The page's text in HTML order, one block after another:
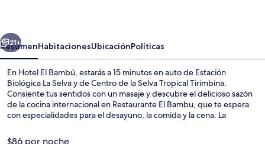
Siguiente
21+
ResumenHabitacionesUbicaciónPolíticas
En Hotel El Bambú, estarás a 15 minutos en auto de Estación
Biológica La Selva y de Centro de la Selva Tropical Tirimbina.
Consiente tus sentidos con un masaje y descubre el delicioso sazón
de la cocina internacional en Restaurante El Bambu, que te espera
con especialidades para el desayuno, la comida y la cena. La
chapoteadero.
$86 por noche